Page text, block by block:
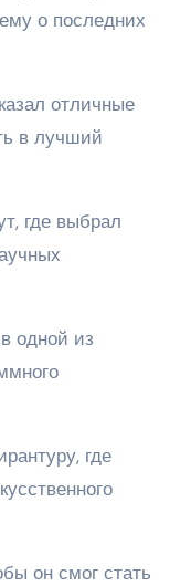
о последних
отличные
в лучший
где выбрал
одной из
где
он смог стать